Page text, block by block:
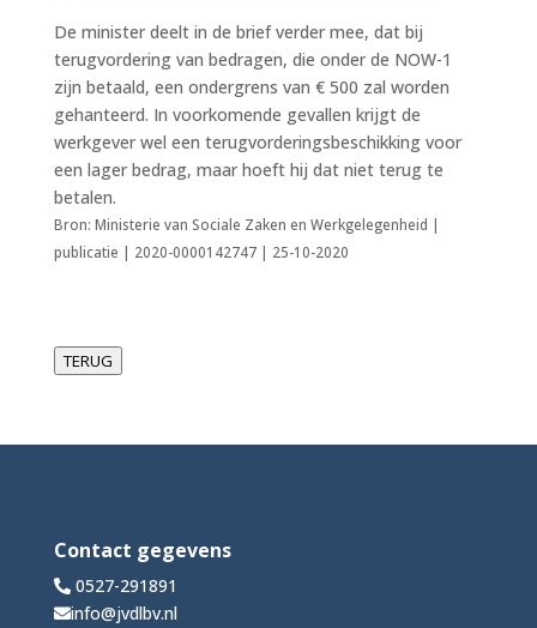
De minister deelt in de brief verder mee, dat bij
terugvordering van bedragen, die onder de NOW-1
zijn betaald, een ondergrens van € 500 zal worden
gehanteerd. In voorkomende gevallen krijgt de
werkgever wel een terugvorderingsbeschikking voor
een lager bedrag, maar hoeft hij dat niet terug te
betalen.
Bron: Ministerie van Sociale Zaken en Werkgelegenheid |
publicatie | 2020-0000142747 | 25-10-2020
TERUG
Contact gegevens
0527-291891
info@jvdlbv.nl